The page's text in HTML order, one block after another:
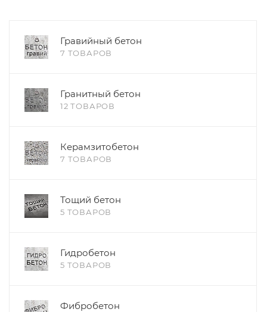
Гравийный бетон
7 ТОВАРОВ
Гранитный бетон
12 ТОВАРОВ
Керамзитобетон
7 ТОВАРОВ
Тощий бетон
5 ТОВАРОВ
Гидробетон
5 ТОВАРОВ
Фибробетон